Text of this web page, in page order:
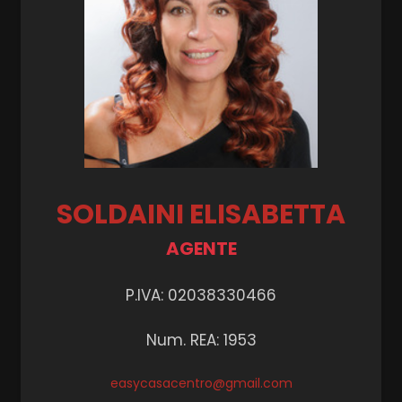
SOLDAINI ELISABETTA
AGENTE
P.IVA: 02038330466
Num. REA: 1953
easycasacentro@gmail.com
Posto auto/Box
Balcone/Terrazzo